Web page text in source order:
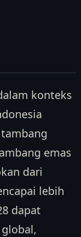
konteks
emas
dari
lebih
dapat